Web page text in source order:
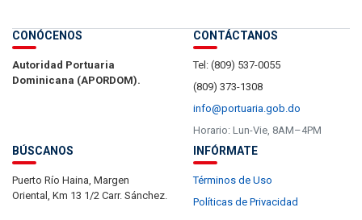
CONÓCENOS
Autoridad Portuaria
Dominicana (APORDOM).
CONTÁCTANOS
Tel: (809) 537-0055
(809) 373-1308
info@portuaria.gob.do
Horario: Lun-Vie, 8AM–4PM
BÚSCANOS
Puerto Río Haina, Margen
Oriental, Km 13 1/2 Carr. Sánchez.
INFÓRMATE
Términos de Uso
Políticas de Privacidad